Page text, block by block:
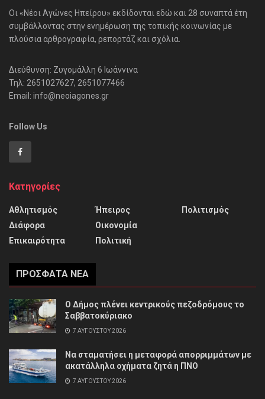
Οι «Νέοι Αγώνες Ηπείρου» εκδίδονται εδώ και 28 συναπτά έτη
συμβάλλοντας στην ενημέρωση της τοπικής κοινωνίας με
πλούσια αρθρογραφία, ρεπορτάζ και σχόλια.
Διεύθυνση: Ζυγομάλλη 6 Ιωάννινα
Τηλ: 2651027627, 2651077466
Email: info@neoiagones.gr
Follow Us
Κατηγορίες
Αθλητισμός
Διάφορα
Επικαιρότητα
Ήπειρος
Οικονομία
Πολιτική
Πολιτισμός
ΠΡΌΣΦΑΤΑ ΝΈΑ
Ο Δήμος πλένει κεντρικούς πεζοδρόμους το
Σαββατοκύριακο
7 ΑΥΓΟΎΣΤΟΥ 2026
Να σταματήσει η μεταφορά απορριμμάτων με
ακατάλληλα οχήματα ζητά η ΠΝΟ
7 ΑΥΓΟΎΣΤΟΥ 2026